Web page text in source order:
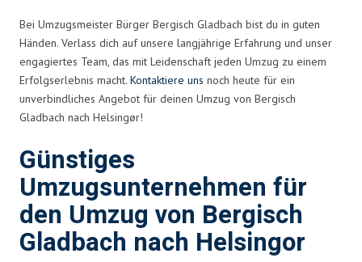
Bei Umzugsmeister Bürger Bergisch Gladbach bist du in guten
Händen. Verlass dich auf unsere langjährige Erfahrung und unser
engagiertes Team, das mit Leidenschaft jeden Umzug zu einem
Erfolgserlebnis macht. Kontaktiere uns noch heute für ein
unverbindliches Angebot für deinen Umzug von Bergisch
Gladbach nach Helsingør!
Günstiges
Umzugsunternehmen für
den Umzug von Bergisch
Gladbach nach Helsingor